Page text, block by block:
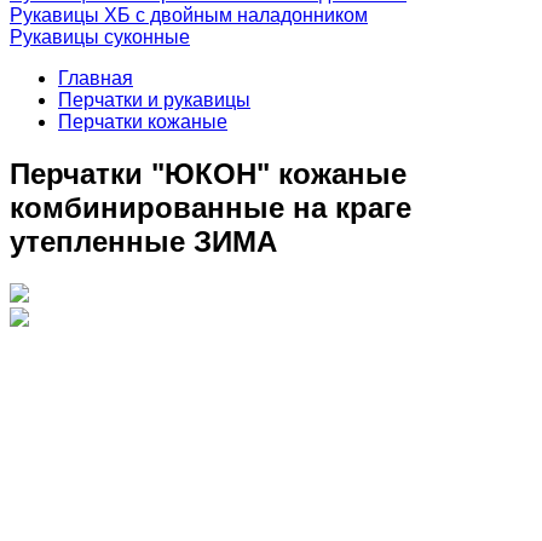
Рукавицы ХБ с двойным наладонником
Рукавицы суконные
Главная
Перчатки и рукавицы
Перчатки кожаные
Перчатки "ЮКОН" кожаные
комбинированные на краге
утепленные ЗИМА